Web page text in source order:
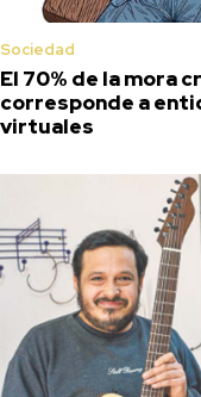
Sociedad
El 70% de la mora
corresponde a
virtuales